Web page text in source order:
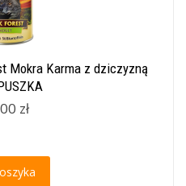
Mokra Karma z dziczyzną
zł